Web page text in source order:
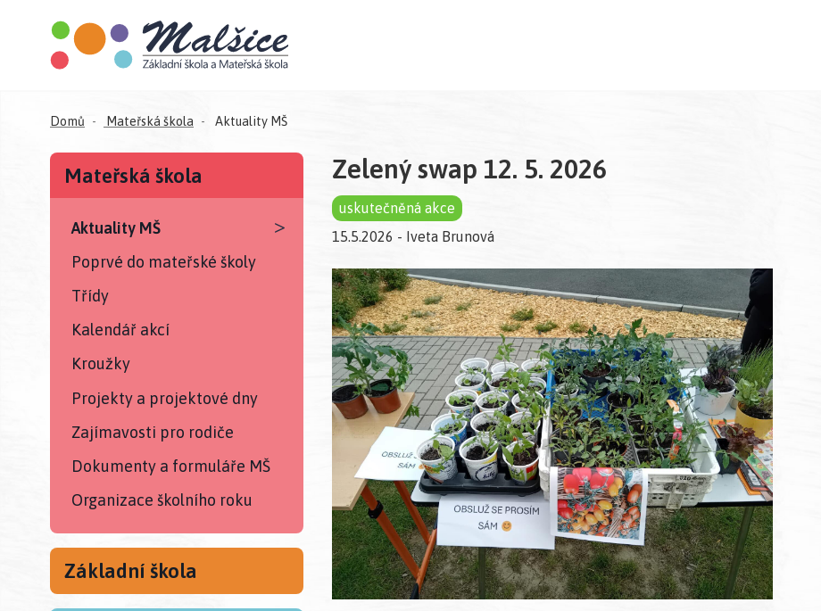
Domů Mateřská škola Aktuality MŠ
Mateřská škola
Aktuality MŠ >
Poprvé do mateřské školy
Třídy
Kalendář akcí
Kroužky
Projekty a projektové dny
Zajímavosti pro rodiče
Dokumenty a formuláře MŠ
Organizace školního roku
Základní škola
Zelený swap 12. 5. 2026
uskutečněná akce
15.5.2026 - Iveta Brunová